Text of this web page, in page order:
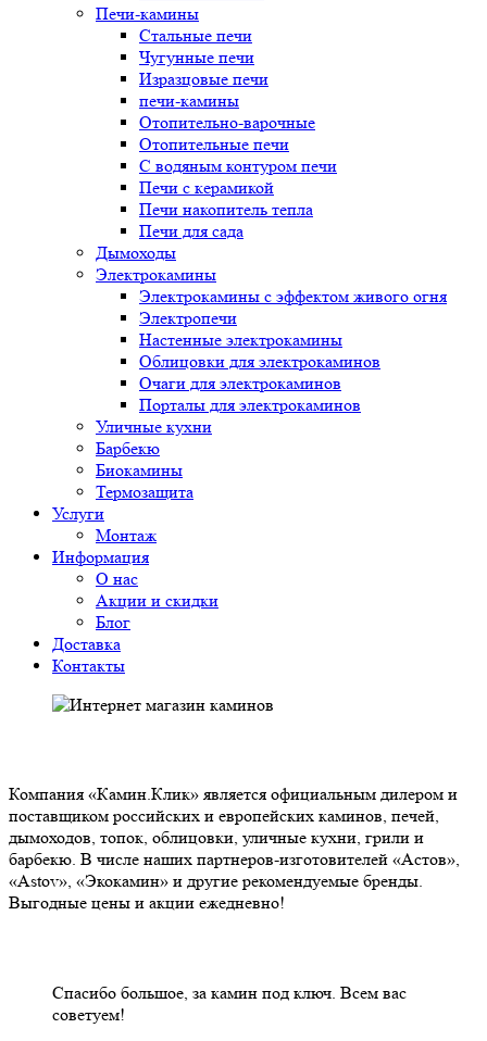
Печи-камины
Стальные печи
Чугунные печи
Изразцовые печи
печи-камины
Отопительно-варочные
Отопительные печи
С водяным контуром печи
Печи с керамикой
Печи накопитель тепла
Печи для сада
Дымоходы
Электрокамины
Электрокамины с эффектом живого огня
Электропечи
Настенные электрокамины
Облицовки для электрокаминов
Очаги для электрокаминов
Порталы для электрокаминов
Уличные кухни
Барбекю
Биокамины
Термозащита
Услуги
Монтаж
Информация
О нас
Акции и скидки
Блог
Доставка
Контакты
Компания «Камин.Клик» является официальным дилером и
поставщиком российских и европейских каминов, печей,
дымоходов, топок, облицовки, уличные кухни, грили и
барбекю. В числе наших партнеров-изготовителей «Астов»,
«Astov», «Экокамин» и другие рекомендуемые бренды.
Выгодные цены и акции ежедневно!
Спасибо большое, за камин под ключ. Всем вас
советуем!